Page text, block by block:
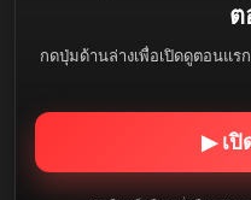
ต
กดปุ่มด้านล่างเพื่อเปิดดูตอนแร
▶ เปิ